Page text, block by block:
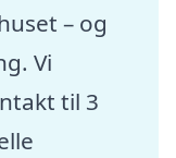
– og
Vi
til 3